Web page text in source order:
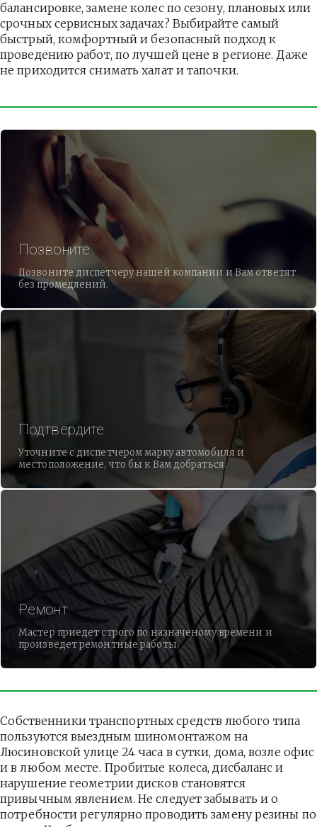
балансировке, замене колес по сезону, плановых или
срочных сервисных задачах? Выбирайте самый
быстрый, комфортный и безопасный подход к
проведению работ, по лучшей цене в регионе. Даже
не приходится снимать халат и тапочки.
Позвоните
Позвоните диспетчеру нашей компании и Вам ответят
без промедлений.
Подтвердите
Уточните с диспетчером марку автомобиля и
местоположение, что бы к Вам добраться.
Ремонт
Мастер приедет строго по назначеному времени и
произведет ремонтные работы.
Собственники транспортных средств любого типа
пользуются выездным шиномонтажом на
Люсиновской улице 24 часа в сутки, дома, возле офис
и в любом месте. Пробитые колеса, дисбаланс и
нарушение геометрии дисков становятся
привычным явлением. Не следует забывать и о
потребности регулярно проводить замену резины по